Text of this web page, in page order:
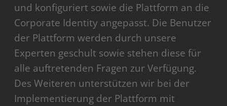
und konfiguriert sowie die Plattform an die
Corporate Identity angepasst. Die Benutzer
der Plattform werden durch unsere
Experten geschult sowie stehen diese für
alle auftretenden Fragen zur Verfügung.
Des Weiteren unterstützen wir bei der
Implementierung der Plattform mit